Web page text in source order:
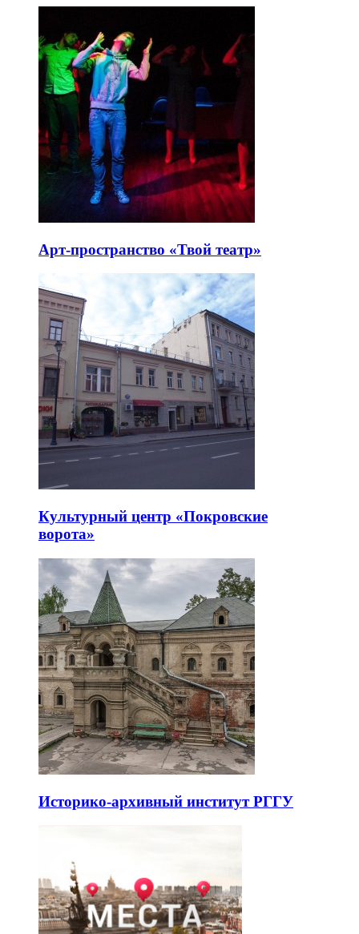
Арт-пространство «Твой театр»
Культурный центр «Покровские
ворота»
Историко-архивный институт РГГУ